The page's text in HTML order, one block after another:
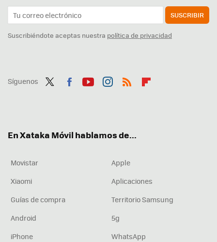
SUSCRIBIR
Suscribiéndote aceptas nuestra política de privacidad
Síguenos
En Xataka Móvil hablamos de...
Movistar
Apple
Xiaomi
Aplicaciones
Guías de compra
Territorio Samsung
Android
5g
iPhone
WhatsApp